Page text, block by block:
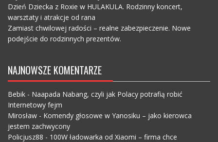
Dzień Dziecka z Roxie w HULAKULA. Rodzinny koncert,
warsztaty i atrakcje od rana
Zamiast chwilowej radości – realne zabezpieczenie. Nowe
podejście do rodzinnych prezentów.
NAJNOWSZE KOMENTARZE
Bebik- Naapada Nabang, czyli jak Polacy potrafią robić
Internetowy fejm
Mirosław- Komendy głosowe w Yanosiku – jako kierowca
jestem zachwycony
Policjusz88 - 100W ładowarka od Xiaomi – firma chce